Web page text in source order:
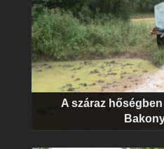
A száraz